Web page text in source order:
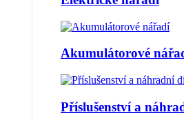
Akumulátorové
Příslušenství a